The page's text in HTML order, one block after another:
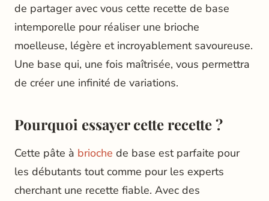
de partager avec vous cette recette de base
intemporelle pour réaliser une brioche
moelleuse, légère et incroyablement savoureuse.
Une base qui, une fois maîtrisée, vous permettra
de créer une infinité de variations.
Pourquoi essayer cette recette ?
Cette pâte à brioche de base est parfaite pour
les débutants tout comme pour les experts
cherchant une recette fiable. Avec des